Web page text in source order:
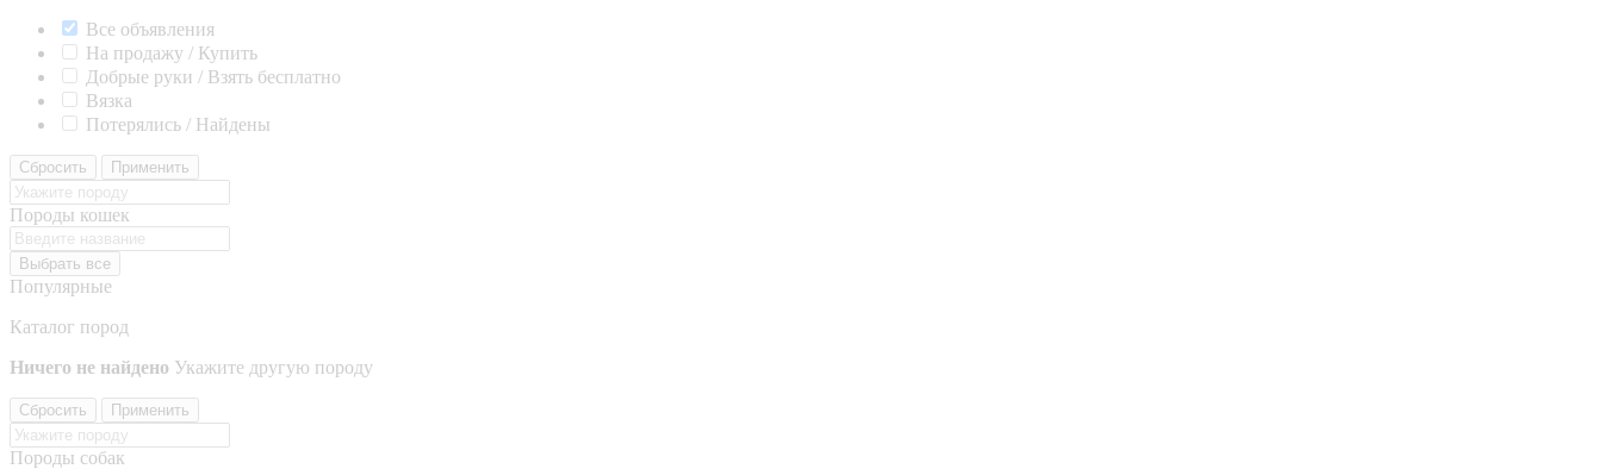
Все объявления
На продажу / Купить
Добрые руки / Взять бесплатно
Вязка
Потерялись / Найдены
Сбросить Применить
Породы кошек
Выбрать все
Популярные
Каталог пород
Ничего не найдено Укажите другую породу
Сбросить Применить
Породы собак